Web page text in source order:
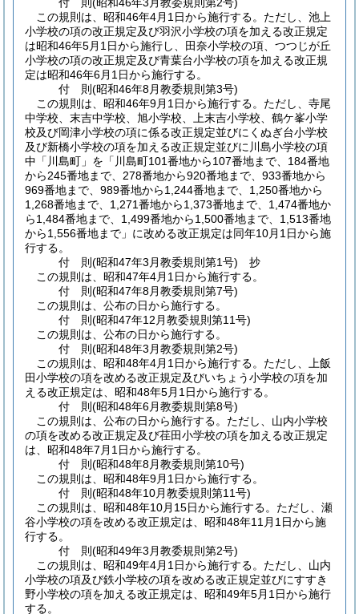
この規則は、昭和46年4月1日から施行する。 ただし、池上
小学校の項の改正規定及び羽沢小学校の項を加える改正規定
は昭和46年5月1日から施行し、田奈小学校の項、つつじが丘
小学校の項の改正規定及び青葉台小学校の項を加える改正規
定は昭和46年6月1日から施行する。
付 則(昭和46年8月教委規則第3号)
この規則は、昭和46年9月1日から施行する。 ただし、寺尾
中学校、末吉中学校、旭小学校、上末吉小学校、鶴ケ峯小学
校及び岡津小学校の項に係る改正規定並びにくぬぎ台小学校
及び新橋小学校の項を加える改正規定並びに川島小学校の項
中「川島町」を「川島町101番地から107番地まで、184番地
から245番地まで、278番地から920番地まで、933番地から
969番地まで、989番地から1,244番地まで、1,250番地から
1,268番地まで、1,271番地から1,373番地まで、1,474番地か
ら1,484番地まで、1,499番地から1,500番地まで、1,513番地
から1,556番地まで」に改める改正規定は同年10月1日から施
行する。
付 則(昭和47年3月教委規則第1号) 抄
この規則は、昭和47年4月1日から施行する。
付 則(昭和47年8月教委規則第7号)
この規則は、公布の日から施行する。
付 則(昭和47年12月教委規則第11号)
この規則は、公布の日から施行する。
付 則(昭和48年3月教委規則第2号)
この規則は、昭和48年4月1日から施行する。 ただし、上飯
田小学校の項を改める改正規定及びいちょう小学校の項を加
える改正規定は、昭和48年5月1日から施行する。
付 則(昭和48年6月教委規則第8号)
この規則は、公布の日から施行する。 ただし、山内小学校
の項を改める改正規定及び荏田小学校の項を加える改正規定
は、昭和48年7月1日から施行する。
付 則(昭和48年8月教委規則第10号)
この規則は、昭和48年9月1日から施行する。
付 則(昭和48年10月教委規則第11号)
この規則は、昭和48年10月15日から施行する。 ただし、瀬
谷小学校の項を改める改正規定は、昭和48年11月1日から施
行する。
付 則(昭和49年3月教委規則第2号)
この規則は、昭和49年4月1日から施行する。 ただし、山内
小学校の項及び鉄小学校の項を改める改正規定並びにすすき
野小学校の項を加える改正規定は、昭和49年5月1日から施行
する。